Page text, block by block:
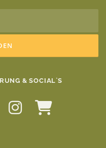
& SOCIAL`S